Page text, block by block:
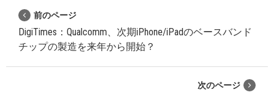
前のページ
DigiTimes：Qualcomm、次期iPhone/iPadのベースバンド
チップの製造を来年から開始？
次のページ